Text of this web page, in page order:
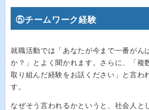
⑤チームワーク経験
就職活動では「あなたが今まで一番がん
か？」とよく聞かれます。さらに、「複
取り組んだ経験をお話ください」と言わ
す。
なぜそう言われるかというと、社会人と